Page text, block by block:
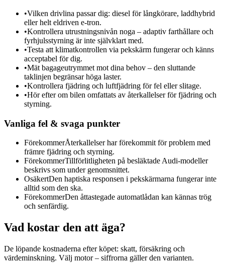
•Vilken drivlina passar dig: diesel för långkörare, laddhybrid
eller helt eldriven e-tron.
•Kontrollera utrustningsnivån noga – adaptiv farthållare och
fyrhjulsstyrning är inte självklart med.
•Testa att klimatkontrollen via pekskärm fungerar och känns
acceptabel för dig.
•Mät bagageutrymmet mot dina behov – den sluttande
taklinjen begränsar höga laster.
•Kontrollera fjädring och luftfjädring för fel eller slitage.
•Hör efter om bilen omfattats av återkallelser för fjädring och
styrning.
Vanliga fel & svaga punkter
FörekommerÅterkallelser har förekommit för problem med
främre fjädring och styrning.
FörekommerTillförlitligheten på besläktade Audi-modeller
beskrivs som under genomsnittet.
OsäkertDen haptiska responsen i pekskärmarna fungerar inte
alltid som den ska.
FörekommerDen åttastegade automatlådan kan kännas trög
och senfärdig.
Vad kostar den att äga?
De löpande kostnaderna efter köpet: skatt, försäkring och
värdeminskning. Välj motor – siffrorna gäller den varianten.